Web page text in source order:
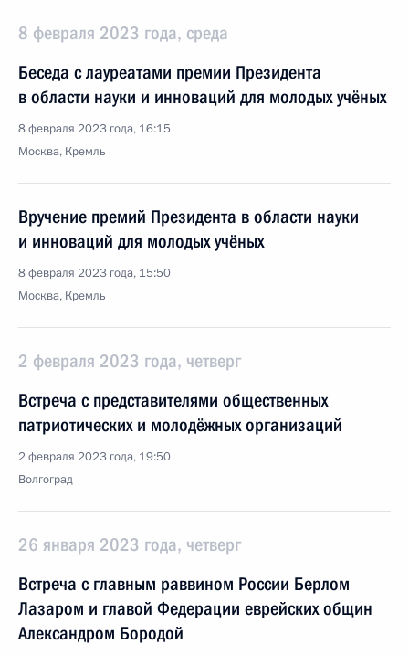
8 февраля 2023 года, среда
Беседа с лауреатами премии Президента
в области науки и инноваций для молодых учёных
8 февраля 2023 года, 16:15
Москва, Кремль
Вручение премий Президента в области науки
и инноваций для молодых учёных
8 февраля 2023 года, 15:50
Москва, Кремль
2 февраля 2023 года, четверг
Встреча с представителями общественных
патриотических и молодёжных организаций
2 февраля 2023 года, 19:50
Волгоград
26 января 2023 года, четверг
Встреча с главным раввином России Берлом
Лазаром и главой Федерации еврейских общин
Александром Бородой